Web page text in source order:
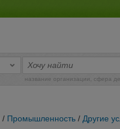
название организации, сфера
/ Промышленность / Другие